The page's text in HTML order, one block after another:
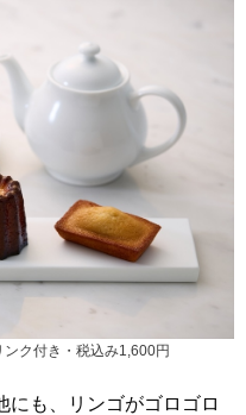
ク付き・税込み1,600円
も、リンゴがゴロゴロ